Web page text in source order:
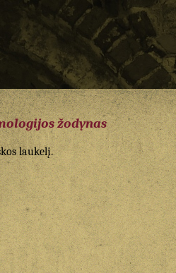
žodynas
laukelį.